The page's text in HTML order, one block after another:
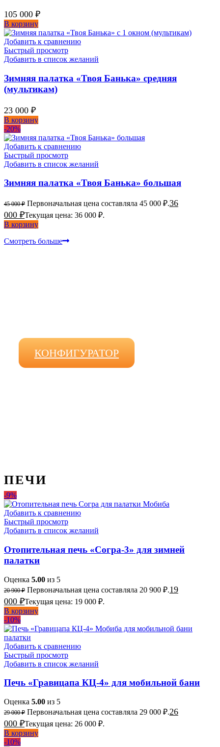
105 000 ₽
В корзину
Добавить к сравнению
Быстрый просмотр
Добавить в список желаний
Зимняя палатка «Твоя Банька» средняя
(мультикам)
23 000 ₽
В корзину
-20%
Добавить к сравнению
Быстрый просмотр
Добавить в список желаний
Зимняя палатка «Твоя Банька» большая
45 000₽ Первоначальная цена составляла 45 000 ₽.36
000 ₽Текущая цена: 36 000 ₽.
В корзину
Смотреть больше
КОНФИГУРАТОР
ПЕЧИ
-9%
Добавить к сравнению
Быстрый просмотр
Добавить в список желаний
Отопительная печь «Согра-3» для зимней
палатки
Оценка 5.00 из 5
20 900₽ Первоначальная цена составляла 20 900 ₽.19
000 ₽Текущая цена: 19 000 ₽.
В корзину
-10%
Добавить к сравнению
Быстрый просмотр
Добавить в список желаний
Печь «Гравицапа КЦ-4» для мобильной бани
Оценка 5.00 из 5
29 000₽ Первоначальная цена составляла 29 000 ₽.26
000 ₽Текущая цена: 26 000 ₽.
В корзину
-10%